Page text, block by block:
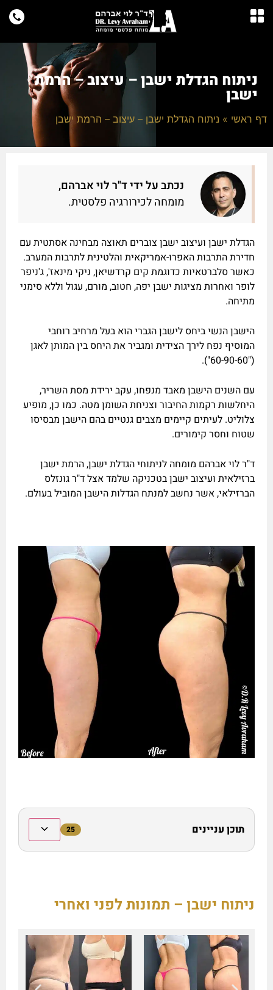
ניתוח הגדלת ישבן – עיצוב – הרמת
ישבן
דף ראשי » ניתוח הגדלת ישבן – עיצוב – הרמת ישבן
נכתב על ידי ד"ר לוי אברהם,
מומחה לכירורגיה פלסטית.
הגדלת ישבן ועיצוב ישבן צוברים תאוצה מבחינה אסתטית עם
חדירת התרבות האפרו-אמריקאית והלטינית לתרבות המערב.
כאשר סלברטאיות כדוגמת קים קרדשיאן, ניקי מינאז', ג'ניפר
לופר ואחרות מציגות ישבן יפה, חטוב, מורם, עגול וללא סימני
מתיחה.
הישבן הנשי ביחס לישבן הגברי הוא בעל מרחיב רוחבי
המוסיף נפח לירך הצידית ומגביר את היחס בין המותן לאגן
("60-90-60").
עם השנים הישבן מאבד מנפחו, עקב ירידת מסת השריר,
היחלשות רקמות החיבור וצניחת השומן מטה. כמו כן, מופיע
צלוליט. לעיתים קיימים מצבים גנטיים בהם הישבן מבסיסו
שטוח וחסר קימורים.
ד"ר לוי אברהם מומחה לניתוחי הגדלת ישבן, הרמת ישבן
ברזילאית ועיצוב ישבן בטכניקה שלמד אצל ד"ר גונזלס
הברזילאי, אשר נחשב למנתח הגדלות הישבן המוביל בעולם.
תוכן עניינים 25
ניתוח ישבן – תמונות לפני ואחרי